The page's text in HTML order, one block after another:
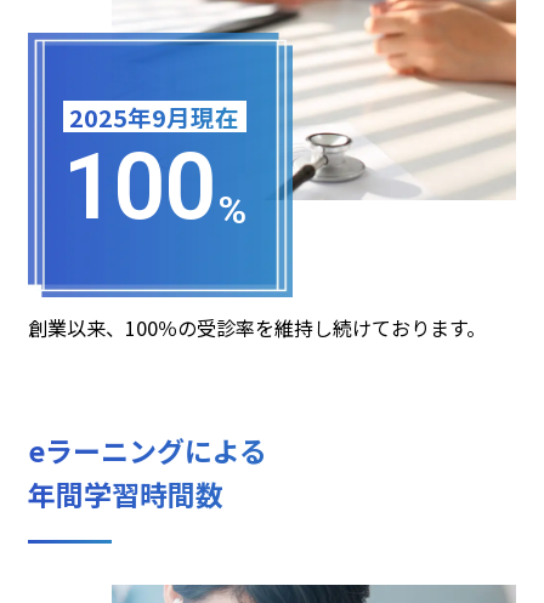
2025年9月現在
100%
創業以来、100％の受診率を維持し続けております。
eラーニングによる
年間学習時間数